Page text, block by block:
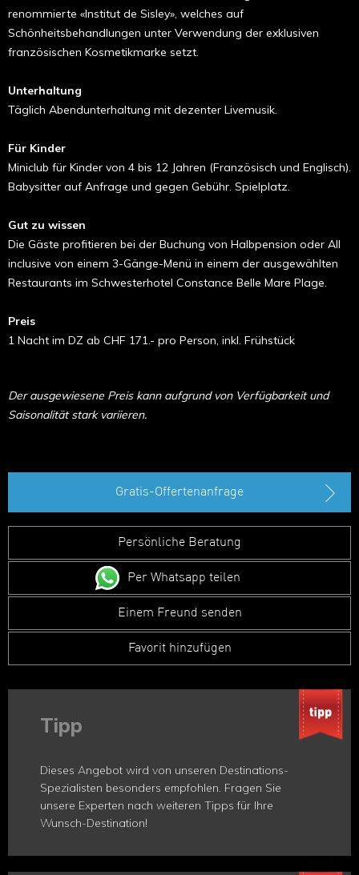
renommierte «Institut de Sisley», welches auf
Schönheitsbehandlungen unter Verwendung der exklusiven
französischen Kosmetikmarke setzt.
Unterhaltung
Täglich Abendunterhaltung mit dezenter Livemusik.
Für Kinder
Miniclub für Kinder von 4 bis 12 Jahren (Französisch und Englisch).
Babysitter auf Anfrage und gegen Gebühr. Spielplatz.
Gut zu wissen
Die Gäste profitieren bei der Buchung von Halbpension oder All
inclusive von einem 3-Gänge-Menü in einem der ausgewählten
Restaurants im Schwesterhotel Constance Belle Mare Plage.
Preis
1 Nacht im DZ ab CHF 171.- pro Person, inkl. Frühstück
Der ausgewiesene Preis kann aufgrund von Verfügbarkeit und
Saisonalität stark variieren.
Gratis-Offertenanfrage
Persönliche Beratung
Per Whatsapp teilen
Einem Freund senden
Favorit hinzufügen
Tipp
Dieses Angebot wird von unseren Destinations-
Spezialisten besonders empfohlen. Fragen Sie
unsere Experten nach weiteren Tipps für Ihre
Wunsch-Destination!